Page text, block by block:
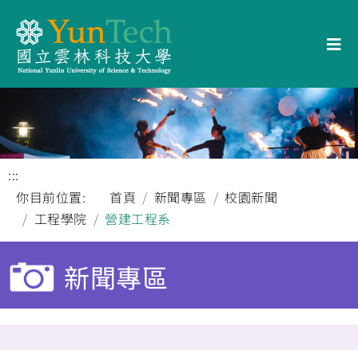
:::
你目前位置:
首頁 新聞專區
校園新聞
工程學院
營建工程系
新聞專區